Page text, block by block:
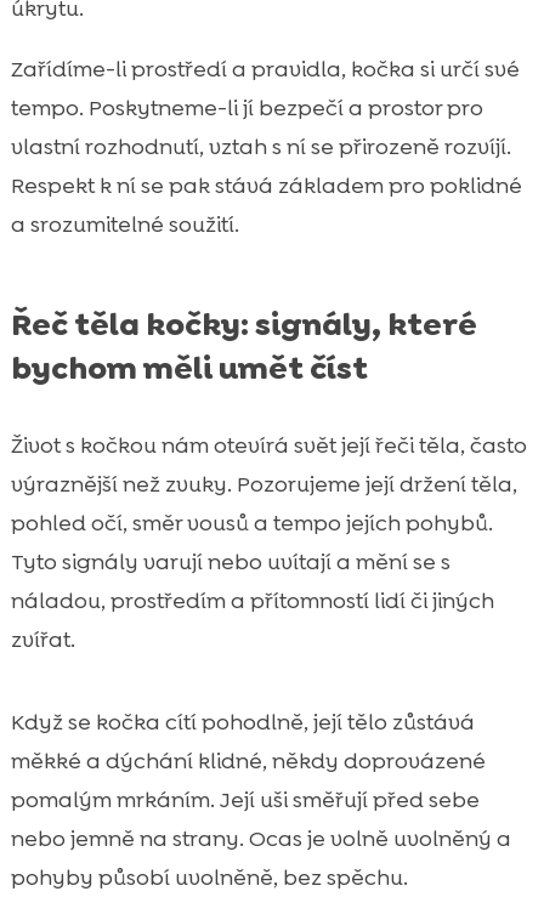
úkrytu.
Zařídíme-li prostředí a pravidla, kočka si určí své
tempo. Poskytneme-li jí bezpečí a prostor pro
vlastní rozhodnutí, vztah s ní se přirozeně rozvíjí.
Respekt k ní se pak stává základem pro poklidné
a srozumitelné soužití.
Řeč těla kočky: signály, které
bychom měli umět číst
Život s kočkou nám otevírá svět její řeči těla, často
výraznější než zvuky. Pozorujeme její držení těla,
pohled očí, směr vousů a tempo jejích pohybů.
Tyto signály varují nebo uvítají a mění se s
náladou, prostředím a přítomností lidí či jiných
zvířat.
Když se kočka cítí pohodlně, její tělo zůstává
měkké a dýchání klidné, někdy doprovázené
pomalým mrkáním. Její uši směřují před sebe
nebo jemně na strany. Ocas je volně uvolněný a
pohyby působí uvolněně, bez spěchu.